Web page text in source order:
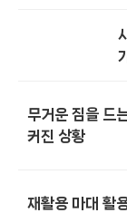
무거운 짐을 드
커진 상황
재활용 마대 활